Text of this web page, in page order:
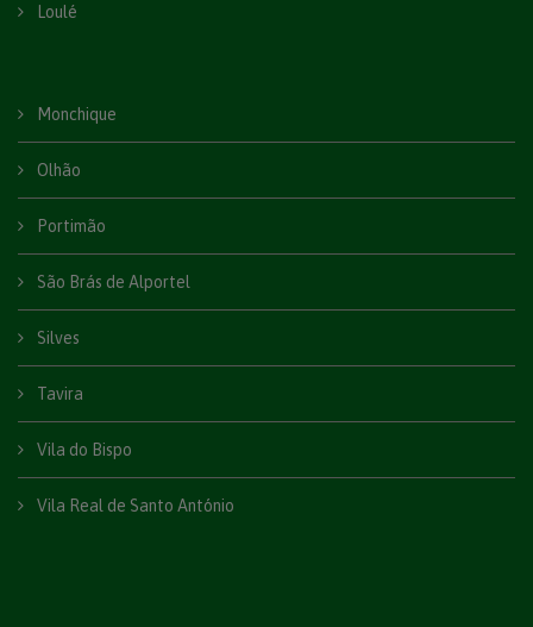
Loulé
Monchique
Olhão
Portimão
São Brás de Alportel
Silves
Tavira
Vila do Bispo
Vila Real de Santo António